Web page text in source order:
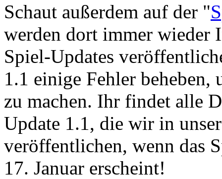
Schaut außerdem auf der "
werden dort immer wieder
Spiel-Updates
1.1 einige Fehler beheben,
zu machen. Ihr findet alle
Update 1.1, die wir in
veröffentlichen, wenn das
17. Januar erscheint!